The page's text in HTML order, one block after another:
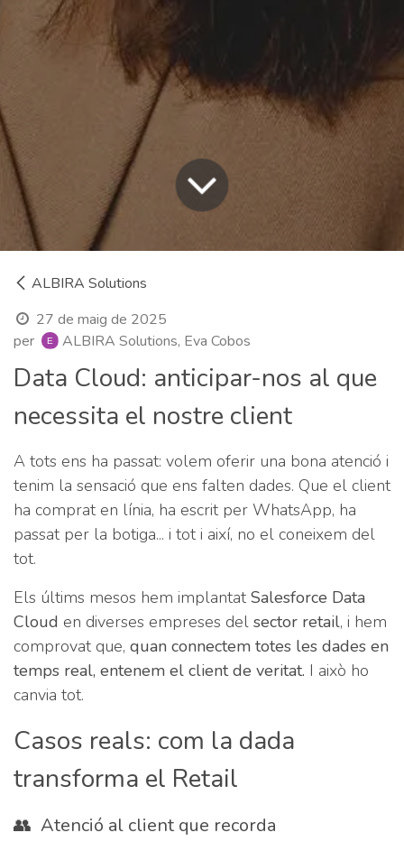
ALBIRA Solutions
27 de maig de 2025
per
ALBIRA Solutions, Eva Cobos
Data Cloud: anticipar-nos al que
necessita el nostre client
A tots ens ha passat: volem oferir una bona atenció i
tenim la sensació que ens falten dades. Que el client
ha comprat en línia, ha escrit per WhatsApp, ha
passat per la botiga... i tot i així, no el coneixem del
tot.
Els últims mesos hem implantat Salesforce Data
Cloud en diverses empreses del sector retail, i hem
comprovat que, quan connectem totes les dades en
temps real, entenem el client de veritat. I això ho
canvia tot.
Casos reals: com la dada
transforma el Retail
👥 Atenció al client que recorda